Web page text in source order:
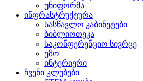
უნიფორმა
ინფრასტრუქტურა
სასწავლო კაბინეტები
ბიბლიოთეკა
საკონფერენციო სივრცე
ეზო
ინტერიერი
ჩვენი კლუბები